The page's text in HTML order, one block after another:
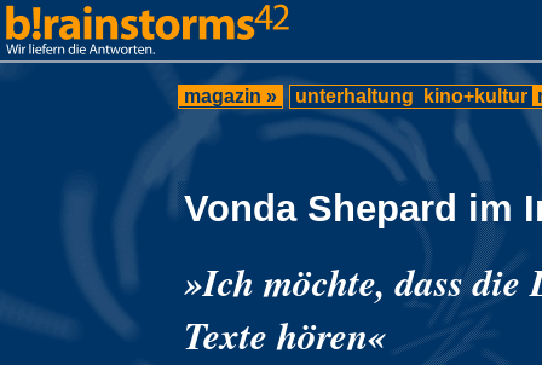
magazin » unterhaltung kino+kultur
Vonda Shepard im
»Ich möchte, dass die
Texte hören«